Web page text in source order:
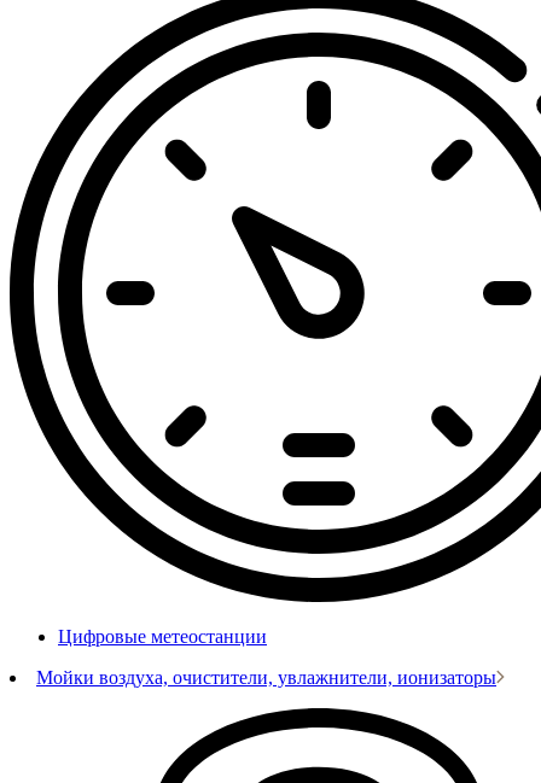
Цифровые метеостанции
Мойки воздуха, очистители, увлажнители, ионизаторы